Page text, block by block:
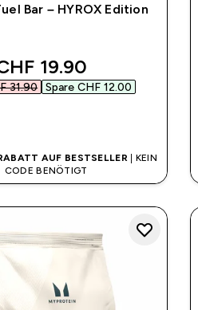
Bar – HYROX Edition
price
19.90‎
31.90‎ Spare CHF 12.00‎
AUF BESTSELLER | KEIN
CODE BENÖTIGT